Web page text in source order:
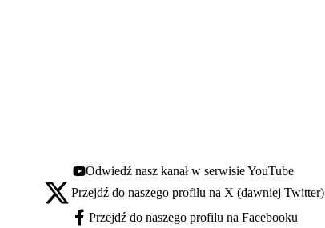
Youtube - otwiera się w nowej karcie
Odwiedź nasz kanał w serwisie YouTube
X - otwiera się w nowej karcie
Przejdź do naszego profilu na X (dawniej Twitter)
Facebook - otwiera się w nowej karcie
Przejdź do naszego profilu na Facebooku